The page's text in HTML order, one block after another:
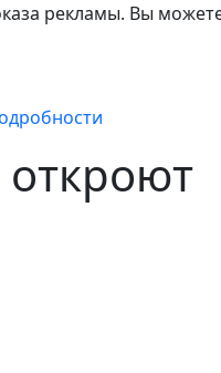
рекламы. Вы
откроют